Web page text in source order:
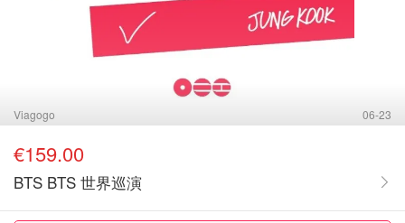
Viagogo 06-23
€159.00
BTS BTS 世界巡演